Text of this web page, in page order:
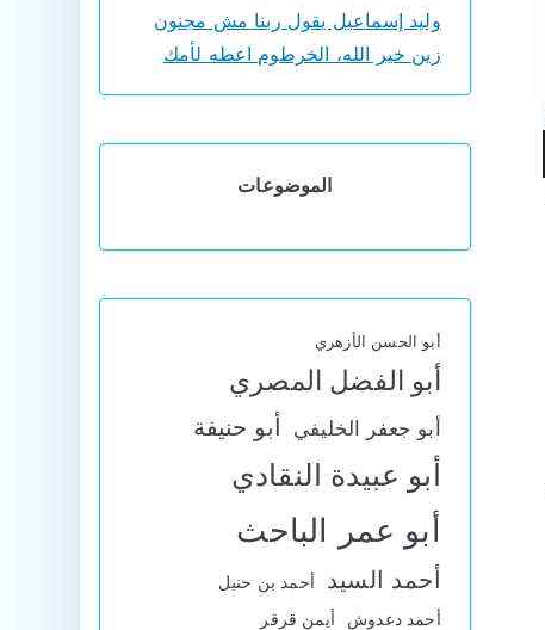
وليد إسماعيل يقول ربنا مش مجنون
زين خير الله، الخرطوم اعطه لأمك
الموضوعات
أبو الحسن الأزهري
أبو الفضل المصري
أبو جعفر الخليفي أبو حنيفة
أبو عبيدة النقادي
أبو عمر الباحث
أحمد السيد
أحمد بن حنبل
أحمد دعدوش
أيمن قرقر